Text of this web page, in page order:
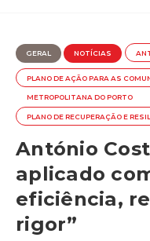
GERAL NOTÍCIAS
PLANO DE AÇÃO PARA AS
METROPOLITANA DO PORTO
PLANO DE RECUPERAÇÃO E
António
aplicado
eficiência,
rigor”